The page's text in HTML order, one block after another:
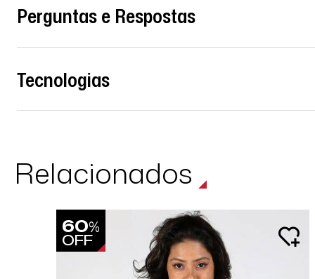
Perguntas e Respostas
Tecnologias
Relacionados
60%
OFF